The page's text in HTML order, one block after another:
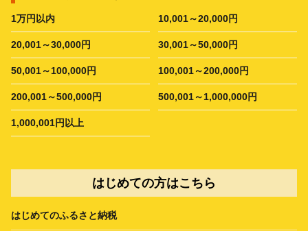
1万円以内 10,001～20,000円
20,001～30,000円 30,001～50,000円
50,001～100,000円 100,001～200,000円
200,001～500,000円 500,001～1,000,000円
1,000,001円以上
はじめての方はこちら
はじめてのふるさと納税